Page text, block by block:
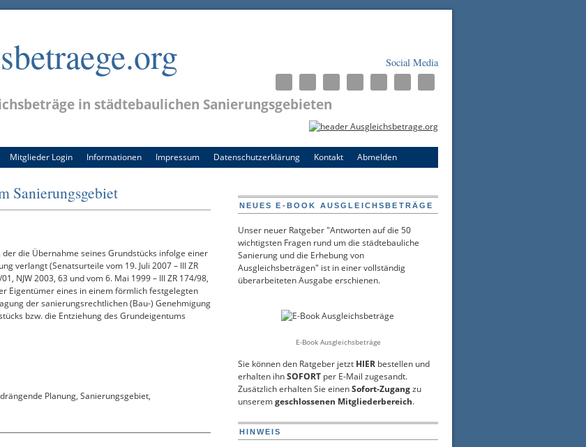
in städtebaulichen Sanierungsgebieten
Social Media
Mitglieder Login Informationen Impressum Datenschutzerklärung Kontakt Abmelden
Sanierungsgebiet
die Übernahme seines Grundstücks infolge einer
verlangt (Senatsurteile vom 19. Juli 2007 – III ZR
NJW 2003, 63 und vom 6. Mai 1999 – III ZR 174/98,
Eigentümer eines in einem förmlich festgelegten
der sanierungsrechtlichen (Bau-) Genehmigung
bzw. die Entziehung des Grundeigentums
Planung, Sanierungsgebiet,
NEUES E-BOOK AUSGLEICHSBETRÄGE
Unser neuer Ratgeber "Antworten auf die 50
wichtigsten Fragen rund um die städtebauliche
Sanierung und die Erhebung von
Ausgleichsbeträgen" ist in einer vollständig
überarbeiteten Ausgabe erschienen.
E-Book Ausgleichsbeträge
Sie können den Ratgeber jetzt HIERbestellen und
erhalten ihnSOFORTper E-Mail zugesandt.
Zusätzlich erhalten Sie einenSofort-Zugangzu
unseremgeschlossenen Mitgliederbereich.
HINWEIS